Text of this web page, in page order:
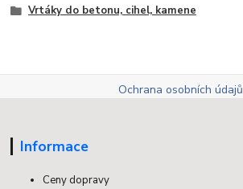
Vrtáky do betonu, cihel, kamene
Ochrana osobních údajů
Informace
Ceny dopravy